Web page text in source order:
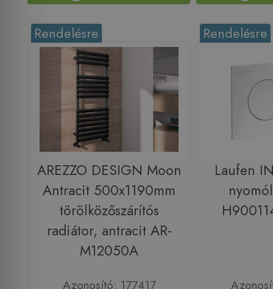
Rendelésre
AREZZO DESIGN Moon
Antracit 500x1190mm
törölközőszárítós
radiátor, antracit AR-
M12050A
Azonosító: 177417
Rendelésre
Laufen